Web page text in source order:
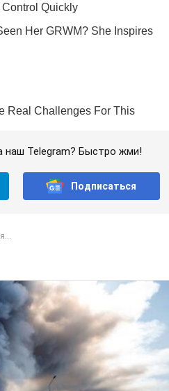
наш Telegram? Быстро жми!
Подписаться